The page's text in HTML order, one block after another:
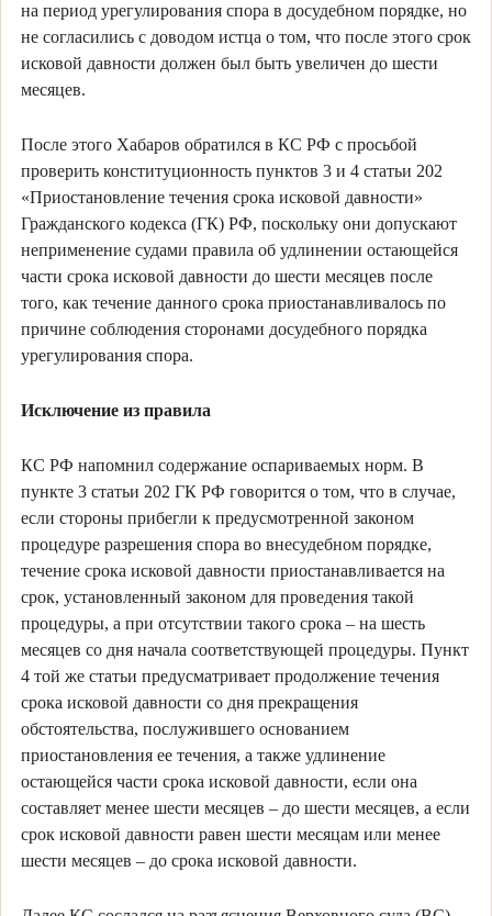
на период урегулирования спора в досудебном порядке, но
не согласились с доводом истца о том, что после этого срок
исковой давности должен был быть увеличен до шести
месяцев.
После этого Хабаров обратился в КС РФ с просьбой
проверить конституционность пунктов 3 и 4 статьи 202
«Приостановление течения срока исковой давности»
Гражданского кодекса (ГК) РФ, поскольку они допускают
неприменение судами правила об удлинении остающейся
части срока исковой давности до шести месяцев после
того, как течение данного срока приостанавливалось по
причине соблюдения сторонами досудебного порядка
урегулирования спора.
Исключение из правила
КС РФ напомнил содержание оспариваемых норм. В
пункте 3 статьи 202 ГК РФ говорится о том, что в случае,
если стороны прибегли к предусмотренной законом
процедуре разрешения спора во внесудебном порядке,
течение срока исковой давности приостанавливается на
срок, установленный законом для проведения такой
процедуры, а при отсутствии такого срока – на шесть
месяцев со дня начала соответствующей процедуры. Пункт
4 той же статьи предусматривает продолжение течения
срока исковой давности со дня прекращения
обстоятельства, послужившего основанием
приостановления ее течения, а также удлинение
остающейся части срока исковой давности, если она
составляет менее шести месяцев – до шести месяцев, а если
срок исковой давности равен шести месяцам или менее
шести месяцев – до срока исковой давности.